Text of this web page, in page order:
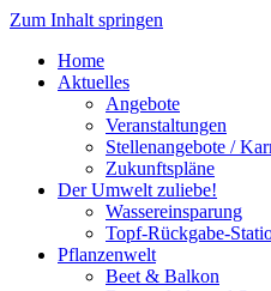
Zum Inhalt springen
Home
Aktuelles
Angebote
Veranstaltungen
Stellenangebote /
Zukunftspläne
Der Umwelt zuliebe!
Wassereinsparung
Topf-Rückgabe-
Pflanzenwelt
Beet & Balkon